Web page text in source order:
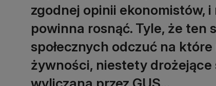
zgodnej opinii ekonomistów,
powinna rosnąć. Tyle, że
społecznych odczuć na
żywności, niestety